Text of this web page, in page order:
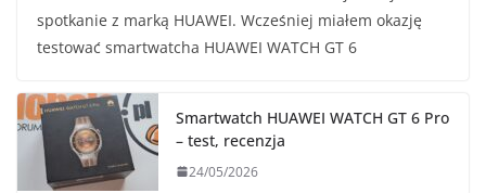
spotkanie z marką HUAWEI. Wcześniej miałem okazję
testować smartwatcha HUAWEI WATCH GT 6
Smartwatch HUAWEI WATCH GT 6 Pro
– test, recenzja
24/05/2026